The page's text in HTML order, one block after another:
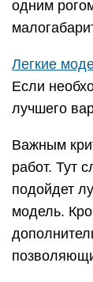
одним
Легкие
Если
лучшего
Важным
работ. Тут
подойдет
модель.